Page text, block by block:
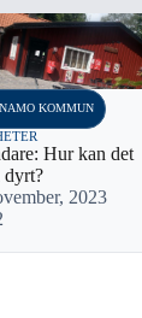
KOMMUN
Hur kan det
dyrt?
2023